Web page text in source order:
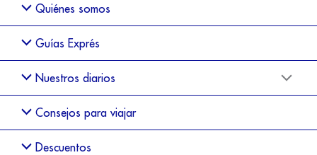
Quiénes somos
Guías Exprés
Nuestros diarios
Consejos para viajar
Descuentos